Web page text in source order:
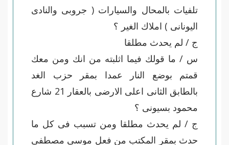
تلفيات بالمحال والسيارات ( جروبى والنادى
اليونانى ) املاك الغير ؟
ج / لم يحدث مطلقا
س / ما قولك فيما اثلبته من انك ومن معك
قمتم بوضع النار عمدا بمقر حزب الغد
بالطابق الثانى اعلى الارضى بالعقار 21 شارع
محمود بسيونى ؟
ج / لم يحدث مطلقا ومن تسبب فى كل ما
حدث بمقر المكتب من فعل موسى مصطفى